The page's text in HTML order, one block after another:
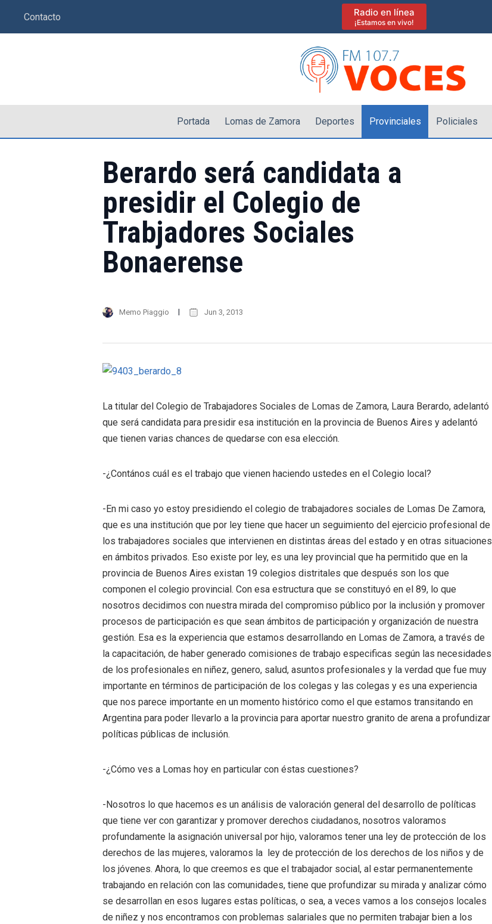
Contacto Radio en línea
¡Estamos en vivo!
Portada Lomas de Zamora Deportes Provinciales Policiales
Berardo será candidata a
presidir el Colegio de
Trabjadores Sociales
Bonaerense
Memo Piaggio Jun 3, 2013
La titular del Colegio de Trabajadores Sociales de Lomas de Zamora, Laura Berardo, adelantó
que será candidata para presidir esa institución en la provincia de Buenos Aires y adelantó
que tienen varias chances de quedarse con esa elección.
-¿Contános cuál es el trabajo que vienen haciendo ustedes en el Colegio local?
-En mi caso yo estoy presidiendo el colegio de trabajadores sociales de Lomas De Zamora,
que es una institución que por ley tiene que hacer un seguimiento del ejercicio profesional de
los trabajadores sociales que intervienen en distintas áreas del estado y en otras situaciones
en ámbitos privados. Eso existe por ley, es una ley provincial que ha permitido que en la
provincia de Buenos Aires existan 19 colegios distritales que después son los que
componen el colegio provincial. Con esa estructura que se constituyó en el 89, lo que
nosotros decidimos con nuestra mirada del compromiso público por la inclusión y promover
procesos de participación es que sean ámbitos de participación y organización de nuestra
gestión. Esa es la experiencia que estamos desarrollando en Lomas de Zamora, a través de
la capacitación, de haber generado comisiones de trabajo especificas según las necesidades
de los profesionales en niñez, genero, salud, asuntos profesionales y la verdad que fue muy
importante en términos de participación de los colegas y las colegas y es una experiencia
que nos parece importante en un momento histórico como el que estamos transitando en
Argentina para poder llevarlo a la provincia para aportar nuestro granito de arena a profundizar
políticas públicas de inclusión.
-¿Cómo ves a Lomas hoy en particular con éstas cuestiones?
-Nosotros lo que hacemos es un análisis de valoración general del desarrollo de políticas
que tiene ver con garantizar y promover derechos ciudadanos, nosotros valoramos
profundamente la asignación universal por hijo, valoramos tener una ley de protección de los
derechos de las mujeres, valoramos la ley de protección de los derechos de los niños y de
los jóvenes. Ahora, lo que creemos es que el trabajador social, al estar permanentemente
trabajando en relación con las comunidades, tiene que profundizar su mirada y analizar cómo
se desarrollan en esos lugares estas políticas, o sea, a veces vamos a los consejos locales
de niñez y nos encontramos con problemas salariales que no permiten trabajar bien a los